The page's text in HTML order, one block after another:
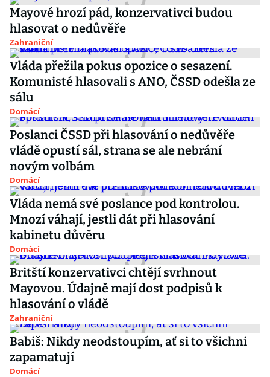
Mayové hrozí pád, konzervativci budou
hlasovat o nedůvěře
Zahraniční
Vláda přežila pokus opozice o sesazení.
Komunisté hlasovali s ANO, ČSSD odešla ze
sálu
Domácí
Poslanci ČSSD při hlasování o nedůvěře
vládě opustí sál, strana se ale nebrání
novým volbám
Domácí
Vláda nemá své poslance pod kontrolou.
Mnozí váhají, jestli dát při hlasování
kabinetu důvěru
Domácí
Britští konzervativci chtějí svrhnout
Mayovou. Údajně mají dost podpisů k
hlasování o vládě
Zahraniční
Babiš: Nikdy neodstoupím, ať si to všichni
zapamatují
Domácí